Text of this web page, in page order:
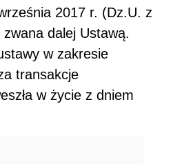
2017 r. (Dz.U. z
dalej Ustawą.
w zakresie
transakcje
w życie z dniem